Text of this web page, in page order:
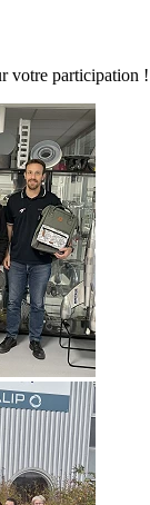
votre participation